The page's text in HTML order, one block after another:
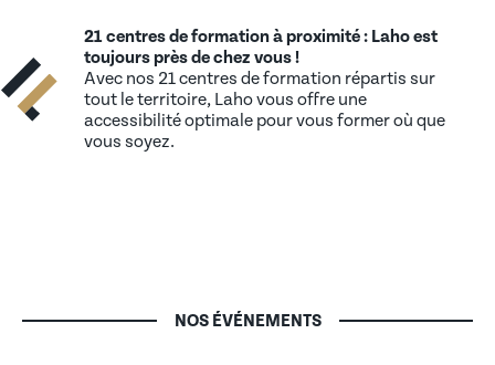
21 centres de formation à proximité : Laho est
toujours près de chez vous !
Avec nos 21 centres de formation répartis sur
tout le territoire, Laho vous offre une
accessibilité optimale pour vous former où que
vous soyez.
NOS ÉVÉNEMENTS